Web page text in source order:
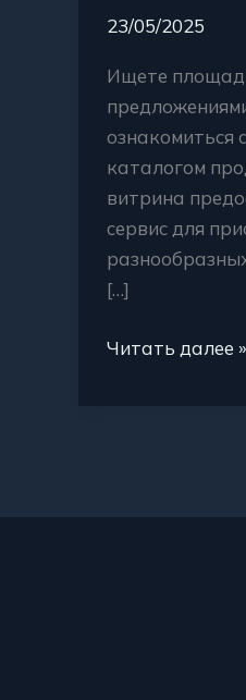
23/05/2025
Ищете
ознакомиться
каталогом
витрина
сервис для
[…]
Читать далее »